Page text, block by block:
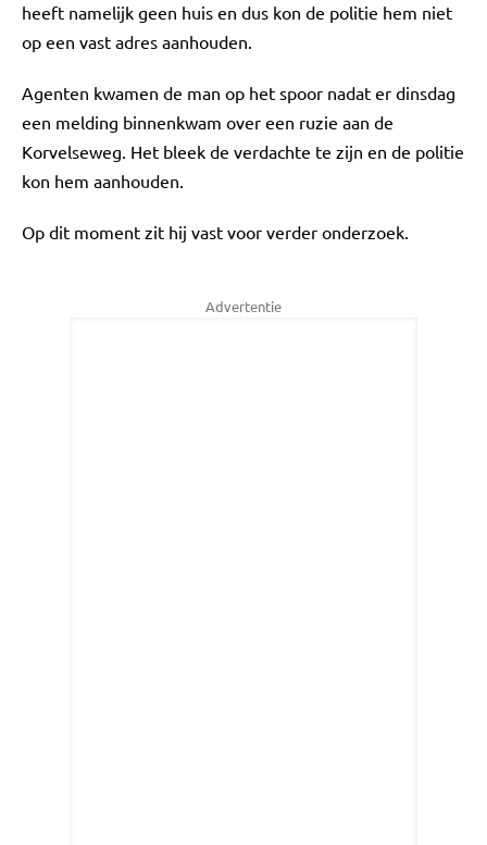
heeft namelijk geen huis en dus kon de politie hem niet
op een vast adres aanhouden.
Agenten kwamen de man op het spoor nadat er dinsdag
een melding binnenkwam over een ruzie aan de
Korvelseweg. Het bleek de verdachte te zijn en de politie
kon hem aanhouden.
Op dit moment zit hij vast voor verder onderzoek.
Advertentie